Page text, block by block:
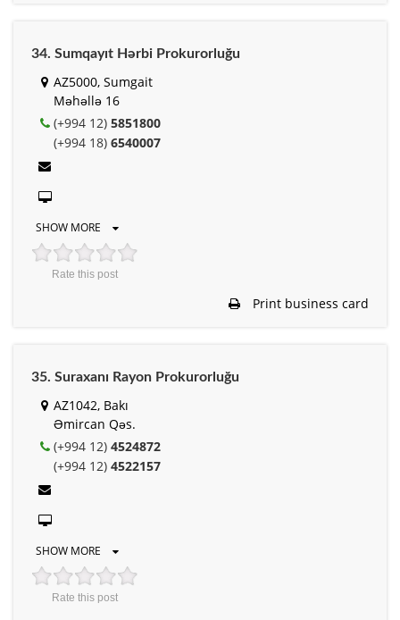
34. Sumqayıt Hərbi Prokurorluğu
AZ5000, Sumgait
Məhəllə 16
(+994 12) 5851800
(+994 18) 6540007
SHOW MORE
Rate this post
Print business card
35. Suraxanı Rayon Prokurorluğu
AZ1042, Bakı
Əmircan Qəs.
(+994 12) 4524872
(+994 12) 4522157
SHOW MORE
Rate this post